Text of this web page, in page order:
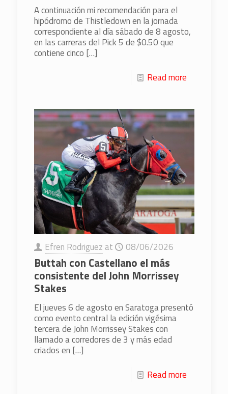
A continuación mi recomendación para el
hipódromo de Thistledown en la jornada
correspondiente al día sábado de 8 agosto,
en las carreras del Pick 5 de $0.50 que
contiene cinco […]
Read more
Efren Rodriguez at 08/06/2026
Buttah con Castellano el más
consistente del John Morrissey
Stakes
El jueves 6 de agosto en Saratoga presentó
como evento central la edición vigésima
tercera de John Morrissey Stakes con
llamado a corredores de 3 y más edad
criados en […]
Read more